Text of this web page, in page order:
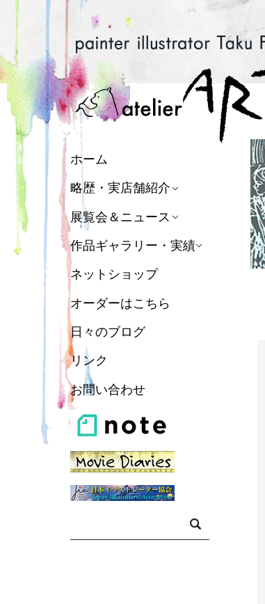
ホーム
略歴・実店舗紹介
展覧会＆ニュース
作品ギャラリー・実績
ネットショップ
オーダーはこちら
日々のブログ
リンク
お問い合わせ